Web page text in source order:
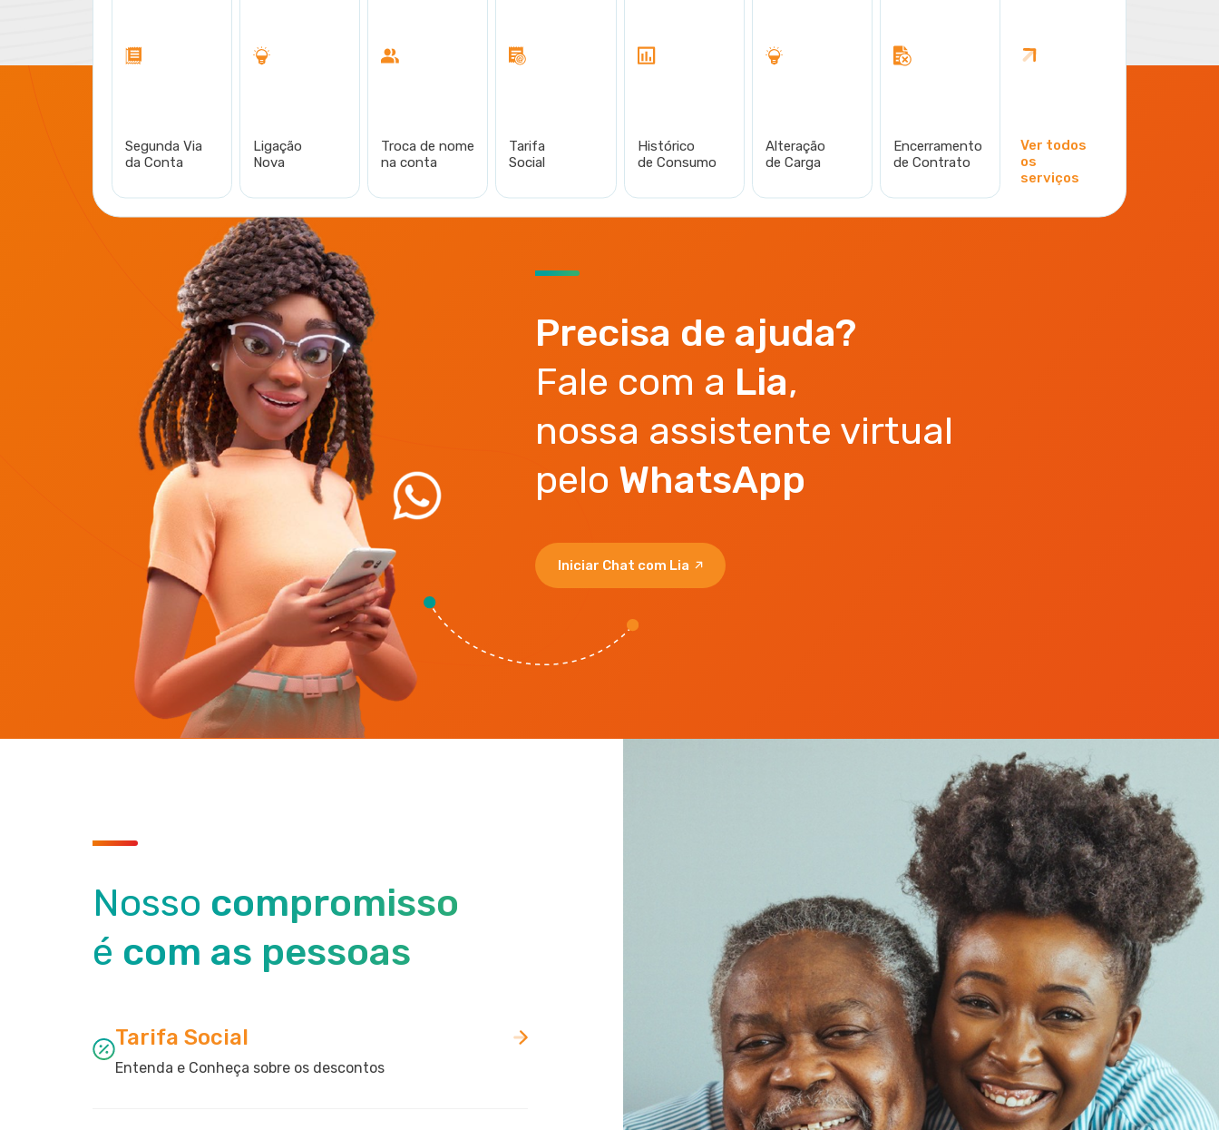
​Segunda Via
da Conta
Ligação
Nova
Troca de nome
na conta
Tarifa
Social
Histórico
de Consumo
Alteração
de Carga
Encerramento
de Contrato
Ver todos
os
serviços
Precisa de ajuda?
Fale com a Lia,
nossa assistente virtual
pelo WhatsApp
Iniciar Chat com Lia
Nosso compromisso
é com as pessoas
Tarifa Social
Entenda e Conheça sobre os descontos